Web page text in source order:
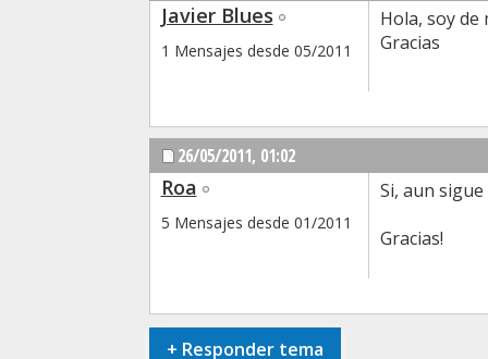
Javier Blues
1 Mensajes desde 05/2011
Hola, soy de
Gracias
26/05/2011, 01:02
Roa
5 Mensajes desde 01/2011
Si, aun
Gracias!
+ Responder tema